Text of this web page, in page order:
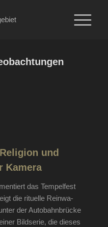
und
Kamera
das Tem­pel­fest
die ritu­el­le Rein­wa­
der Auto­bahn­brü­cke
Bild­se­rie, die die­ses